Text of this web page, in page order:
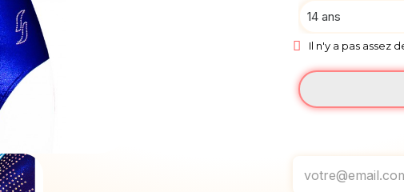
Il n'y a pas assez